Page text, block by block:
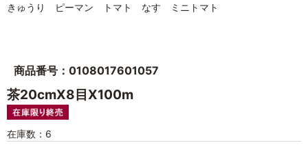
きゅうり ピーマン トマト なす ミニトマト
商品番号：0108017601057
茶20cmX8目X100m
在庫数：6